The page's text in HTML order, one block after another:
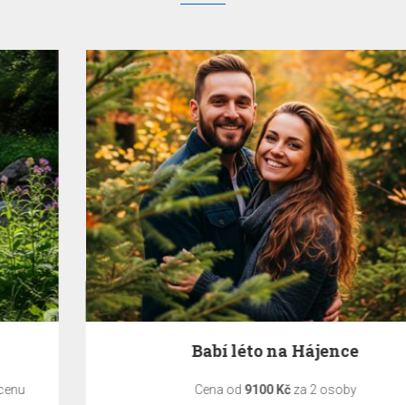
Babí léto na Hájence
9100 Kčza 2 osoby